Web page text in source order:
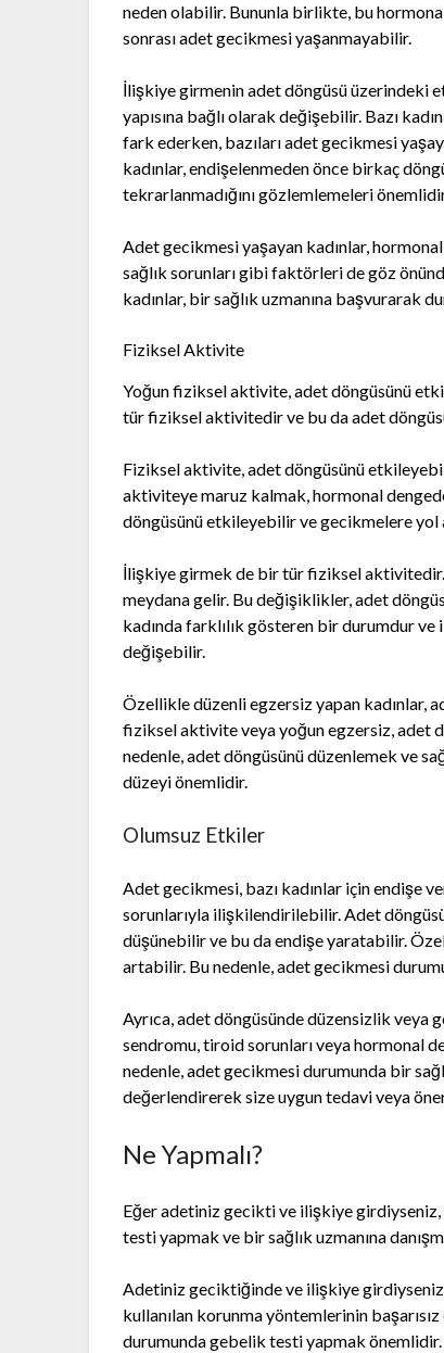
neden olabilir. Bununla birlikte, bu
sonrası adet gecikmesi yaşanmayabilir.
İlişkiye girmenin adet döngüsü üzerindeki
yapısına bağlı olarak değişebilir. Bazı
fark ederken, bazıları adet gecikmesi
kadınlar, endişelenmeden önce birkaç
tekrarlanmadığını gözlemlemeleri
Adet gecikmesi yaşayan kadınlar,
sağlık sorunları gibi faktörleri de göz
kadınlar, bir sağlık uzmanına başvurarak
Fiziksel Aktivite
Yoğun fiziksel aktivite, adet döngüsünü
tür fiziksel aktivitedir ve bu da adet
Fiziksel aktivite, adet döngüsünü
aktiviteye maruz kalmak, hormonal
döngüsünü etkileyebilir ve gecikmelere yol
İlişkiye girmek de bir tür fiziksel
meydana gelir. Bu değişiklikler, adet
kadında farklılık gösteren bir durumdur
değişebilir.
Özellikle düzenli egzersiz yapan kadınlar,
fiziksel aktivite veya yoğun egzersiz, adet
nedenle, adet döngüsünü düzenlemek ve
düzeyi önemlidir.
Olumsuz Etkiler
Adet gecikmesi, bazı kadınlar için endişe
sorunlarıyla ilişkilendirilebilir. Adet
düşünebilir ve bu da endişe yaratabilir.
artabilir. Bu nedenle, adet gecikmesi
Ayrıca, adet döngüsünde düzensizlik veya
sendromu, tiroid sorunları veya hormonal
nedenle, adet gecikmesi durumunda bir
değerlendirerek size uygun tedavi veya
Ne Yapmalı?
Eğer adetiniz gecikti ve ilişkiye girdiyseniz,
testi yapmak ve bir sağlık uzmanına
Adetiniz geciktiğinde ve ilişkiye girdiyseniz,
kullanılan korunma yöntemlerinin
durumunda gebelik testi yapmak